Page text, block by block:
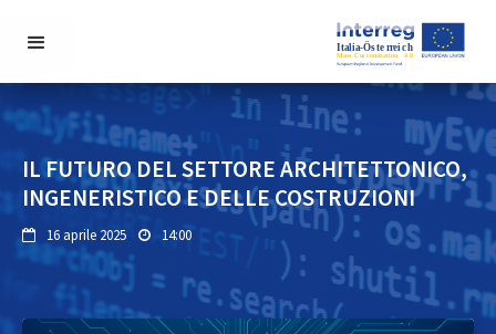
IL FUTURO DEL SETTORE ARCHITETTONICO,
INGENERISTICO E DELLE COSTRUZIONI
 16 aprile 2025  14:00